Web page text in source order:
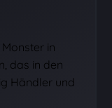
in
das in den
Händler und